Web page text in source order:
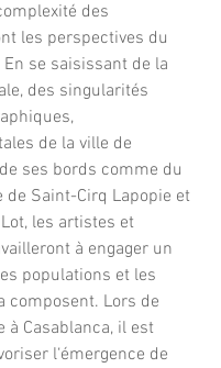
des
les perspectives du
se saisissant de la
des singularités
de la ville de
ses bords comme du
Saint-Cirq Lapopie et
les artistes et
à engager un
populations et les
composent. Lors de
à Casablanca, il est
l‘émergence de